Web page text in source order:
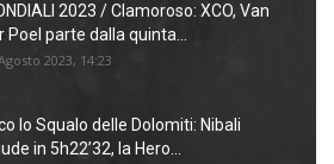
2023 / Clamoroso: XCO, Van
Poel parte dalla quinta...
2023, 14:23
lo Squalo delle Dolomiti: Nibali
in 5h22’32, la Hero...